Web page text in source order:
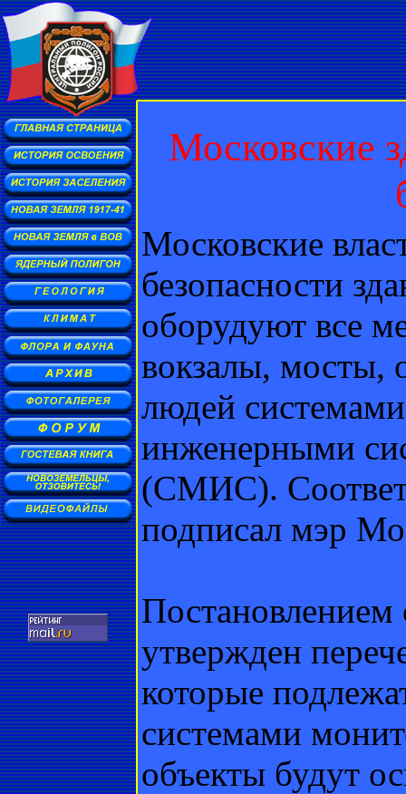
Московские
Московские
безопасности
оборудуют все
вокзалы, мосты,
людей
инженерными
(СМИС).
подписал мэр
Постановлением
утвержден
которые
системами
объекты будут